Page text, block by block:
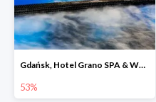
Gdańsk, Hotel Grano SPA & Wellness -53%
53%